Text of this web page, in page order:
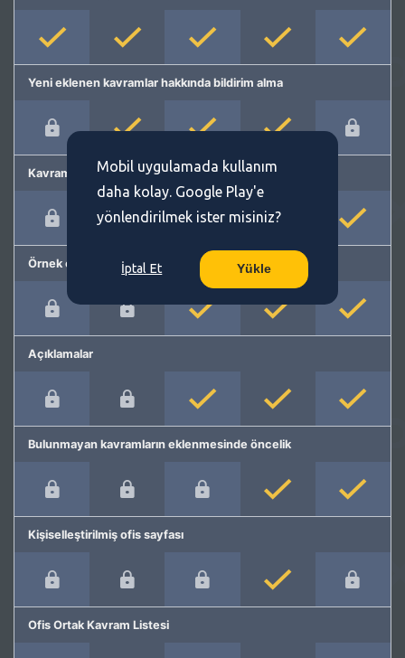
Yeni eklenen kavramlar hakkında bildirim alma
Kavram önerme
Örnek cümleler
Açıklamalar
Bulunmayan kavramların eklenmesinde öncelik
Kişiselleştirilmiş ofis sayfası
Ofis Ortak Kavram Listesi
Mobil uygulamada kullanım
daha kolay. Google Play'e
yönlendirilmek ister misiniz?
İptal Et Yükle